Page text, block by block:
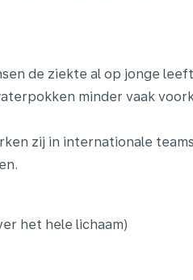
de ziekte al op jonge
minder vaak
zij in internationale
het hele lichaam)